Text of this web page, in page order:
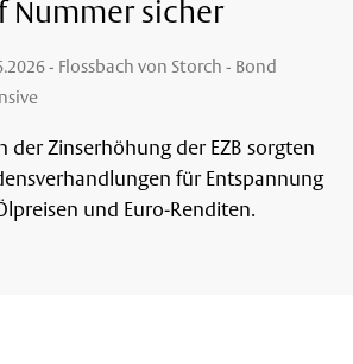
Nummer sicher
- Flossbach von Storch - Bond
der Zinserhöhung der EZB sorgten
für Entspannung
und Euro-Renditen.